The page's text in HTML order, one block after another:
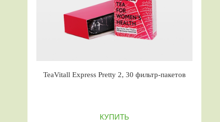
TeaVitall Express Pretty 2, 30 фильтр-пакетов
КУПИТЬ